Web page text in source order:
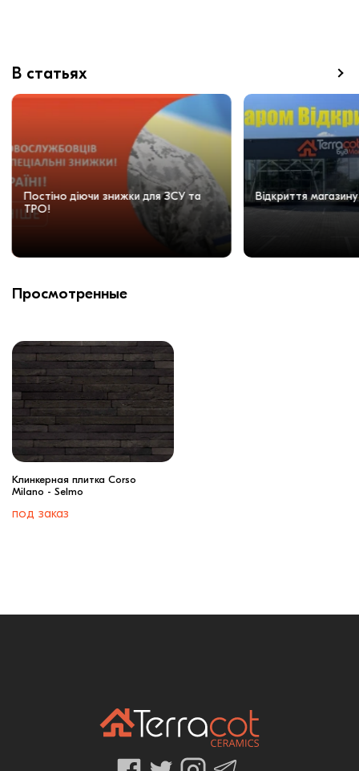
В статьях
Постіно діючи знижки для ЗСУ та
ТРО!
Відкриття магазину
Просмотренные
Клинкерная плитка Corso
Milano - Selmo
под заказ